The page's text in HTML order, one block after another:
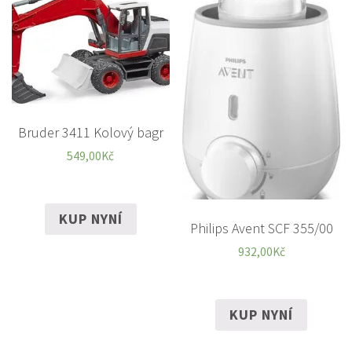
Bruder 3411 Kolový bagr
549,00Kč
KUP NYNÍ
Philips Avent SCF 355/00
932,00Kč
KUP NYNÍ